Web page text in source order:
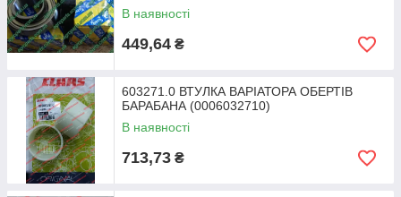
В наявності
449,64 ₴
603271.0 ВТУЛКА ВАРІАТОРА ОБЕРТІВ
БАРАБАНА (0006032710)
В наявності
713,73 ₴